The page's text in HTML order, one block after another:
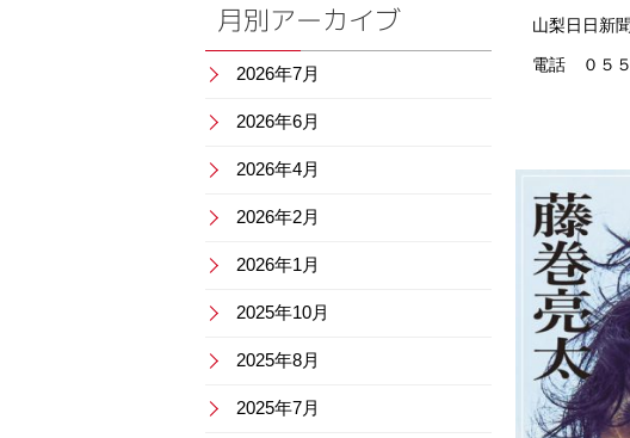
山梨日日新
電話 ０５５
月別アーカイブ
2026年7月
2026年6月
2026年4月
2026年2月
2026年1月
2025年10月
2025年8月
2025年7月